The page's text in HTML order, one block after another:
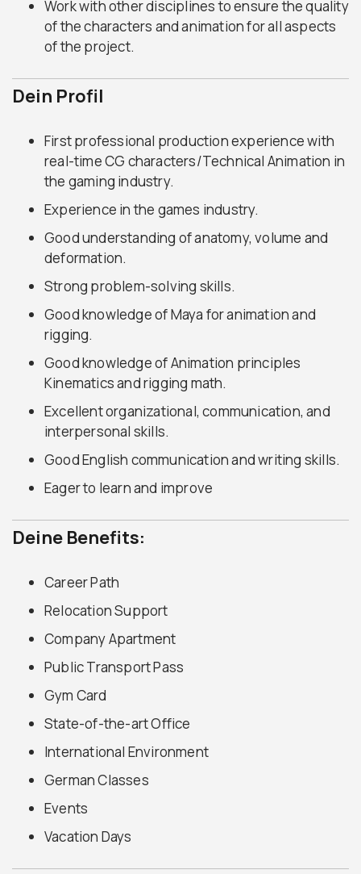
Work with other disciplines to ensure the quality
of the characters and animation for all aspects
of the project.
Dein Profil
First professional production experience with
real-time CG characters/Technical Animation in
the gaming industry.
Experience in the games industry.
Good understanding of anatomy, volume and
deformation.
Strong problem-solving skills.
Good knowledge of Maya for animation and
rigging.
Good knowledge of Animation principles
Kinematics and rigging math.
Excellent organizational, communication, and
interpersonal skills.
Good English communication and writing skills.
Eager to learn and improve
Deine Benefits:
Career Path
Relocation Support
Company Apartment
Public Transport Pass
Gym Card
State-of-the-art Office
International Environment
German Classes
Events
Vacation Days